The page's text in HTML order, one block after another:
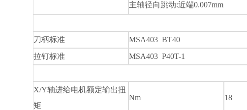
主轴径向跳动:近端0.007mm
刀柄标准
MSA403 BT40
拉钉标准
MSA403 P40T-1
X/Y轴进给电机额定输出扭
矩
Nm 18